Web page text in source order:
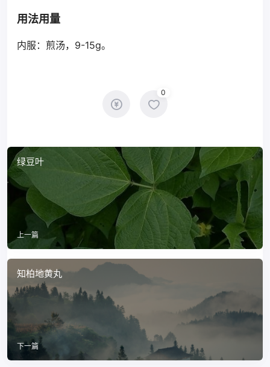
用法用量
内服：煎汤，9-15g。
0
绿豆叶
上一篇
知柏地黄丸
下一篇